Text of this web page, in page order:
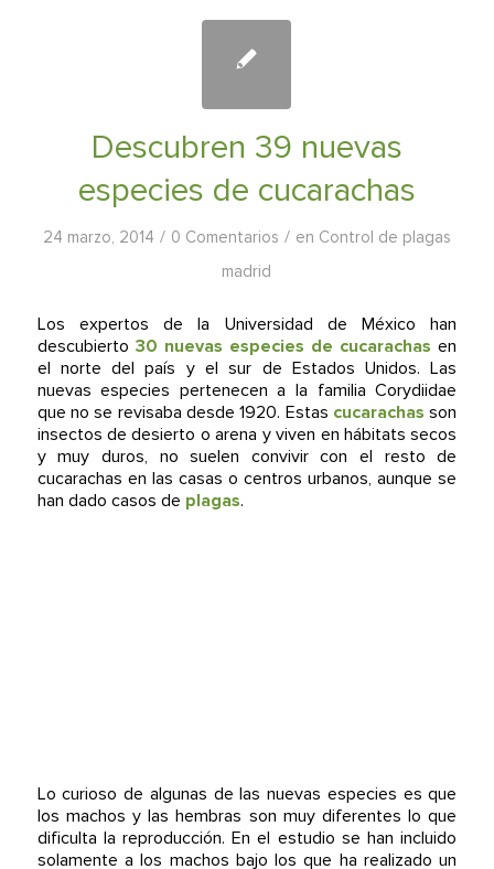
Descubren 39 nuevas
especies de cucarachas
24 marzo, 2014 / 0 Comentarios / en Control de plagas
madrid
Los expertos de la Universidad de México han
descubierto 30 nuevas especies de cucarachas en
el norte del país y el sur de Estados Unidos. Las
nuevas especies pertenecen a la familia Corydiidae
que no se revisaba desde 1920. Estas cucarachas son
insectos de desierto o arena y viven en hábitats secos
y muy duros, no suelen convivir con el resto de
cucarachas en las casas o centros urbanos, aunque se
han dado casos de plagas.
Lo curioso de algunas de las nuevas especies es que
los machos y las hembras son muy diferentes lo que
dificulta la reproducción. En el estudio se han incluido
solamente a los machos bajo los que ha realizado un